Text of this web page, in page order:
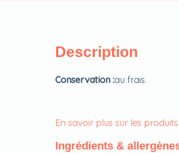
Description
Conservation :au frais.
En savoir plus sur les
Ingrédients &